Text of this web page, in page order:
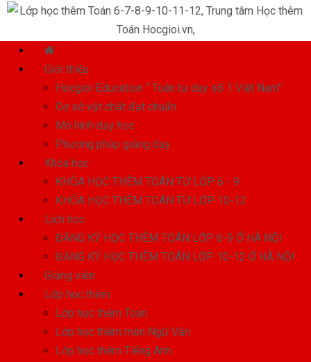
Giới thiệu
Hocgioi Education " Toán tư duy số 1 Việt Nam"
Cơ sở vật chất đạt chuẩn
Mô hình dạy học
Phương pháp giảng dạy
Khóa học
KHÓA HỌC THÊM TOÁN TỪ LỚP 6 - 9
KHÓA HỌC THÊM TOÁN TỪ LỚP 10-12
Lịch học
ĐĂNG KÝ HỌC THÊM TOÁN LỚP 6-9 Ở HÀ NỘI
ĐĂNG KÝ HỌC THÊM TOÁN LỚP 10-12 Ở HÀ NỘI
Giảng viên
Lớp học thêm
Lớp học thêm Toán
Lớp học thêm môn Ngữ Văn
Lớp học thêm Tiếng Anh